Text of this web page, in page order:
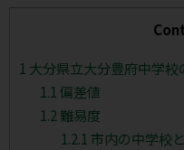
1 大分県立大分豊府中学
1.1 偏差値
1.2 難易度
1.2.1 市内の中学校